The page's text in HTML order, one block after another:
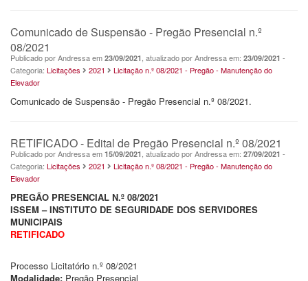
Comunicado de Suspensão - Pregão Presencial n.º
08/2021
Publicado por Andressa em 23/09/2021 , atualizado por Andressa em: 23/09/2021 -
Categoria: Licitações 2021
Licitação n.º 08/2021 - Pregão - Manutenção do
Elevador
Comunicado de Suspensão - Pregão Presencial n.º 08/2021.
RETIFICADO - Edital de Pregão Presencial n.º 08/2021
Publicado por Andressa em 15/09/2021 , atualizado por Andressa em: 27/09/2021 -
Categoria: Licitações 2021
Licitação n.º 08/2021 - Pregão - Manutenção do
Elevador
PREGÃO PRESENCIAL N.º 08/2021
ISSEM – INSTITUTO DE SEGURIDADE DOS SERVIDORES
MUNICIPAIS
RETIFICADO
Processo Licitatório n.º 08/2021
Modalidade: Pregão Presencial